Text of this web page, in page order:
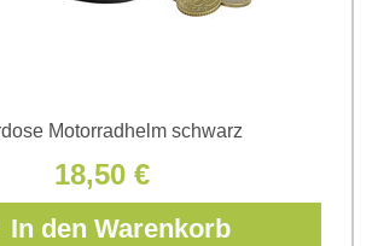
Motorradhelm schwarz
18,50 €
den Warenkorb